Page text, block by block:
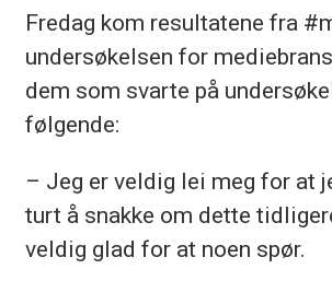
Fredag kom resultatene fra
undersøkelsen for
dem som svarte på
følgende:
– Jeg er veldig lei meg for at
turt å snakke om dette
veldig glad for at noen spør.